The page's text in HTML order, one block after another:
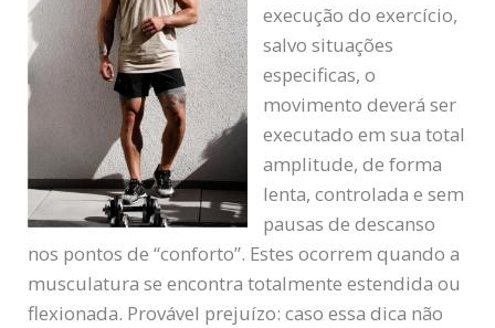
execução do exercício,
salvo situações
especificas, o
movimento deverá ser
executado em sua total
amplitude, de forma
lenta, controlada e sem
pausas de descanso
nos pontos de “conforto”. Estes ocorrem quando a
musculatura se encontra totalmente estendida ou
flexionada. Provável prejuízo: caso essa dica não